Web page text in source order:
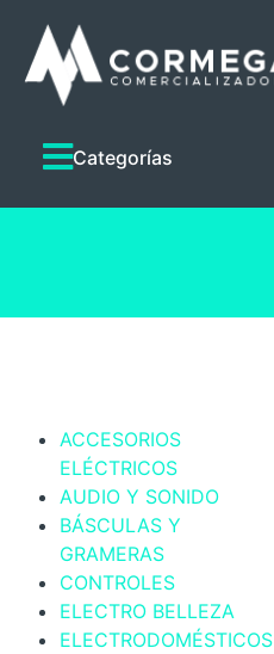
Categorías
ACCESORIOS
ELÉCTRICOS
AUDIO Y SONIDO
BÁSCULAS Y
GRAMERAS
CONTROLES
ELECTRO BELLEZA
ELECTRODOMÉSTICOS